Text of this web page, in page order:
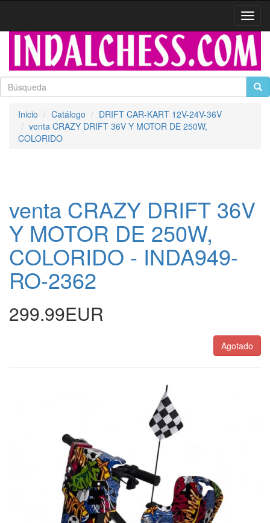
Inicio Catálogo
DRIFT CAR-KART 12V-24V-36V
venta CRAZY DRIFT 36V Y MOTOR DE 250W,
COLORIDO
venta CRAZY DRIFT 36V
Y MOTOR DE 250W,
COLORIDO - INDA949-
RO-2362
299.99EUR
Agotado